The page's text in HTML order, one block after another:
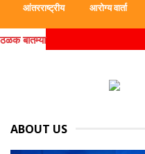
आंतरराष्ट्रीय आरोग्य वार्ता
ठळक बातम्या
ABOUT US